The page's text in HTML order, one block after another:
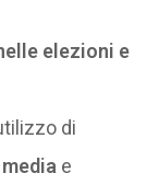
elezioni e
di
e